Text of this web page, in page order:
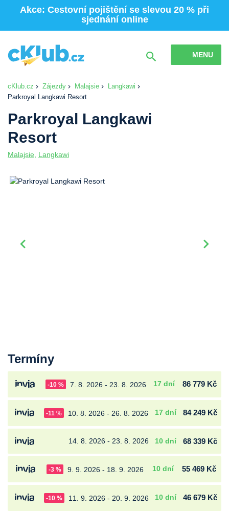
Akce: Cestovní pojištění se slevou 20 % při
sjednání online
MENU
cKlub.cz Zájezdy Malajsie
Langkawi
Parkroyal Langkawi Resort
Parkroyal Langkawi
Resort
Malajsie Langkawi
Termíny
-10 % 7. 8. 2026 - 23. 8. 2026 17 dní 86 779 Kč
-11 % 10. 8. 2026 - 26. 8. 2026 17 dní 84 249 Kč
14. 8. 2026 - 23. 8. 2026 10 dní 68 339 Kč
-3 % 9. 9. 2026 - 18. 9. 2026 10 dní 55 469 Kč
-10 % 11. 9. 2026 - 20. 9. 2026 10 dní 46 679 Kč